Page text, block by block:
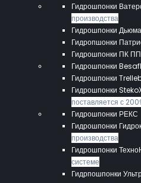
Гидрошпонки
производства
Гидрошпонки
Гидропшонки
Гидрошпонки ПК
Гидрошпонки
Гидрошпонки
Гидрошпонки
поставляется с
Гидрошпонки РЕКС
Гидрошпонки
производства
Гидрошпонки
системе
Гидрпошпонки